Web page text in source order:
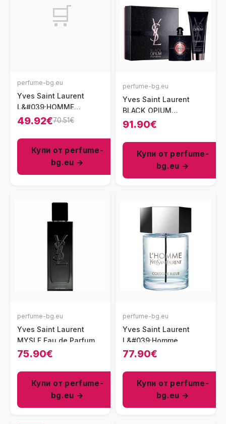
🛒
perfume-bg.eu
Yves Saint Laurent
L&#039;HOMME
парфюм за мъже EDT
49.92€70.51€
Купи от perfume-
bg.eu →
perfume-bg.eu
Yves Saint Laurent
BLACK OPIUM
комплект 2 части 50
91.90€
Купи от perfume-
bg.eu →
perfume-bg.eu
Yves Saint Laurent
MYSLF Eau de Parfum
парфюм за мъже 60 мл
75.90€
Купи от perfume-
bg.eu →
perfume-bg.eu
Yves Saint Laurent
L&#039;Homme
Cologne Bleue парфюм
77.90€
Купи от perfume-
bg.eu →